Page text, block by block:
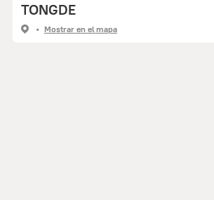
TONGDE
Mostrar en el mapa